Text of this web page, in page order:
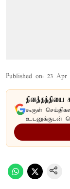
Published on: 23 Apr
தினத்தந்தியை
கூகுள்
உடனுக்குடன்